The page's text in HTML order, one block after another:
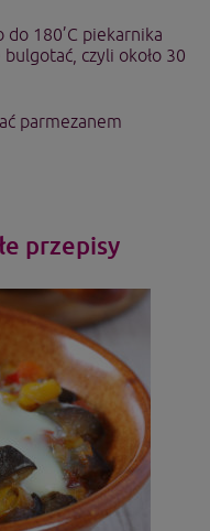
180’C piekarnika
czyli około 30
parmezanem
przepisy